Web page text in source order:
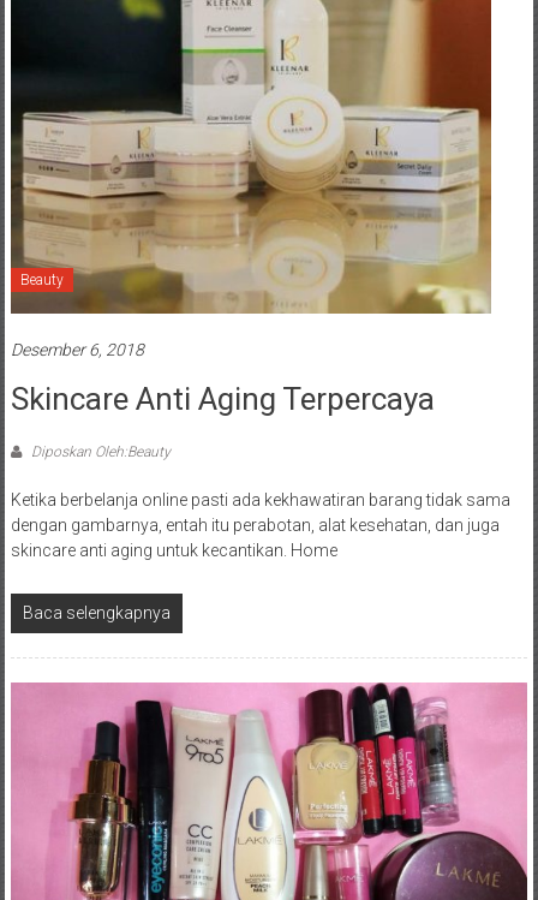
Beauty
Desember 6, 2018
Skincare Anti Aging Terpercaya
Diposkan Oleh:Beauty
Ketika berbelanja online pasti ada kekhawatiran barang tidak sama
dengan gambarnya, entah itu perabotan, alat kesehatan, dan juga
skincare anti aging untuk kecantikan. Home
Baca selengkapnya